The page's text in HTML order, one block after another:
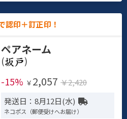
認印＋訂正印！
ペアネーム
(
)
-15% ￥ 2,057 ￥2,420
発送日：8月12日(水)
ネコポス（郵便受けへお届け）